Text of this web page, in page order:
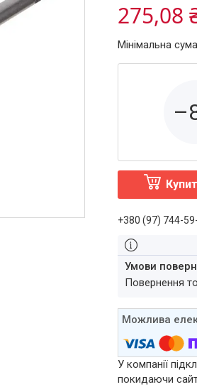
275,08
Мінімальна
+380 (97) 744-
повернення
У компанії
покидаючи